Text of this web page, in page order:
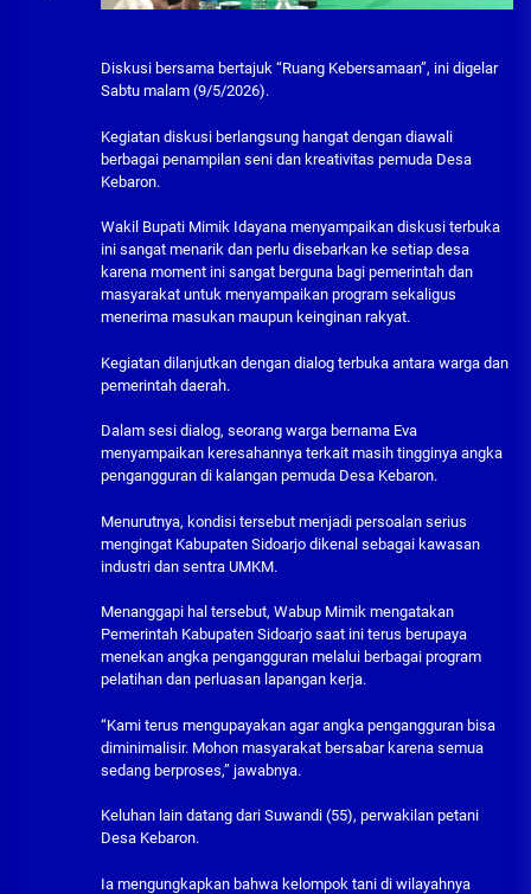
Diskusi bersama bertajuk “Ruang Kebersamaan”, ini digelar
Sabtu malam (9/5/2026).
Kegiatan diskusi berlangsung hangat dengan diawali
berbagai penampilan seni dan kreativitas pemuda Desa
Kebaron.
Wakil Bupati Mimik Idayana menyampaikan diskusi terbuka
ini sangat menarik dan perlu disebarkan ke setiap desa
karena moment ini sangat berguna bagi pemerintah dan
masyarakat untuk menyampaikan program sekaligus
menerima masukan maupun keinginan rakyat.
Kegiatan dilanjutkan dengan dialog terbuka antara warga dan
pemerintah daerah.
Dalam sesi dialog, seorang warga bernama Eva
menyampaikan keresahannya terkait masih tingginya angka
pengangguran di kalangan pemuda Desa Kebaron.
Menurutnya, kondisi tersebut menjadi persoalan serius
mengingat Kabupaten Sidoarjo dikenal sebagai kawasan
industri dan sentra UMKM.
Menanggapi hal tersebut, Wabup Mimik mengatakan
Pemerintah Kabupaten Sidoarjo saat ini terus berupaya
menekan angka pengangguran melalui berbagai program
pelatihan dan perluasan lapangan kerja.
“Kami terus mengupayakan agar angka pengangguran bisa
diminimalisir. Mohon masyarakat bersabar karena semua
sedang berproses,” jawabnya.
Keluhan lain datang dari Suwandi (55), perwakilan petani
Desa Kebaron.
Ia mengungkapkan bahwa kelompok tani di wilayahnya